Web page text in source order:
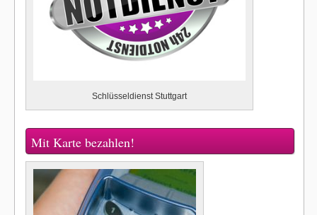
Schlüsseldienst Stuttgart
Mit Karte bezahlen!